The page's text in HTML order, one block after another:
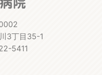
3丁目35-1
5411